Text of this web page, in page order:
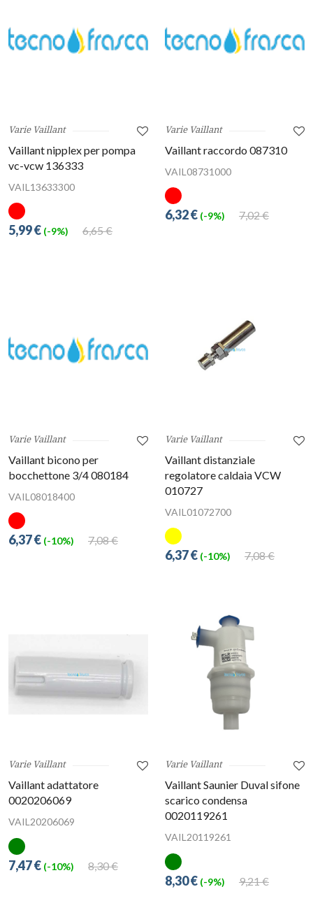
Varie Vaillant
Vaillant nipplex per pompa
vc-vcw 136333
VAIL13633300
6,65 €
5,99 € (-9%)
Varie Vaillant
Vaillant raccordo 087310
VAIL08731000
7,02 €
6,32 € (-9%)
Varie Vaillant
Vaillant bicono per
bocchettone 3/4 080184
VAIL08018400
7,08 €
6,37 € (-10%)
Varie Vaillant
Vaillant distanziale
regolatore caldaia VCW
010727
VAIL01072700
7,08 €
6,37 € (-10%)
Varie Vaillant
Vaillant adattatore
0020206069
VAIL20206069
8,30 €
7,47 € (-10%)
Varie Vaillant
Vaillant Saunier Duval sifone
scarico condensa
0020119261
VAIL20119261
9,21 €
8,30 € (-9%)